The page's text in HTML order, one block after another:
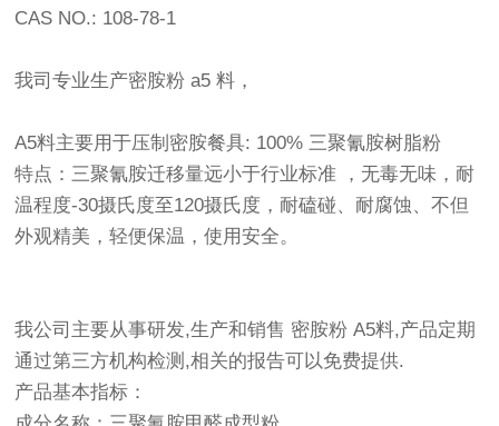
CAS NO.: 108-78-1
我司专业生产密胺粉 a5 料，
A5料主要用于压制密胺餐具: 100% 三聚氰胺树脂粉
特点：三聚氰胺迁移量远小于行业标准 ，无毒无味，耐
温程度-30摄氏度至120摄氏度，耐磕碰、耐腐蚀、不但
外观精美，轻便保温，使用安全。
我公司主要从事研发,生产和销售 密胺粉 A5料,产品定期
通过第三方机构检测,相关的报告可以免费提供.
产品基本指标：